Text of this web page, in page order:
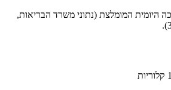
היומית המומלצת (נתוני משרד הבריאות,
קלוריות